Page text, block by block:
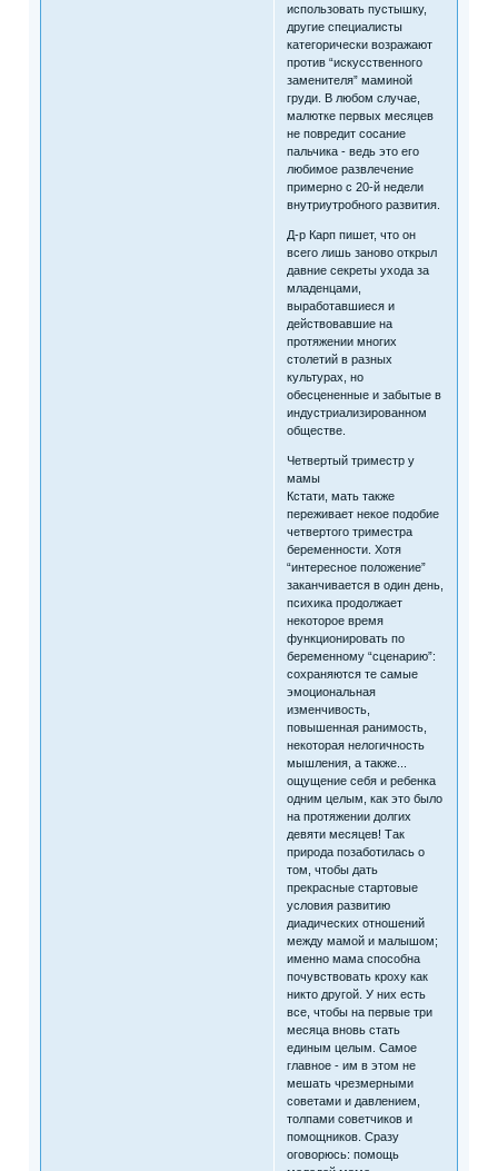
использовать пустышку,
другие специалисты
категорически возражают
против “искусственного
заменителя” маминой
груди. В любом случае,
малютке первых месяцев
не повредит сосание
пальчика - ведь это его
любимое развлечение
примерно с 20-й недели
внутриутробного развития.
Д-р Карп пишет, что он
всего лишь заново открыл
давние секреты ухода за
младенцами,
выработавшиеся и
действовавшие на
протяжении многих
столетий в разных
культурах, но
обесцененные и забытые в
индустриализированном
обществе.
Четвертый триместр у
мамы
Кстати, мать также
переживает некое подобие
четвертого триместра
беременности. Хотя
“интересное положение”
заканчивается в один день,
психика продолжает
некоторое время
функционировать по
беременному “сценарию”:
сохраняются те самые
эмоциональная
изменчивость,
повышенная ранимость,
некоторая нелогичность
мышления, а также...
ощущение себя и ребенка
одним целым, как это было
на протяжении долгих
девяти месяцев! Так
природа позаботилась о
том, чтобы дать
прекрасные стартовые
условия развитию
диадических отношений
между мамой и малышом;
именно мама способна
почувствовать кроху как
никто другой. У них есть
все, чтобы на первые три
месяца вновь стать
единым целым. Самое
главное - им в этом не
мешать чрезмерными
советами и давлением,
толпами советчиков и
помощников. Сразу
оговорюсь: помощь